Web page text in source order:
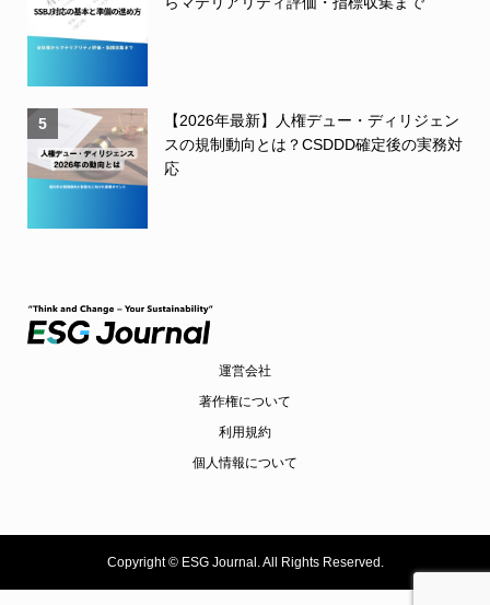
5
【2026年最新】人権デュー・ディリジェン
スの規制動向とは？CSDDD確定後の実務対
応
運営会社
著作権について
利用規約
個人情報について
Copyright ©ESG Journal. All Rights Reserved.